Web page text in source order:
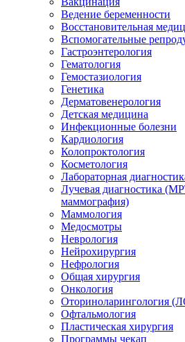
Ведение беременности
Восстановительная
Вспомогательные
Гастроэнтерология
Гематология
Гемостазиология
Генетика
Дерматовенерология
Детская медицина
Инфекционные болезни
Кардиология
Колопроктология
Косметология
Лабораторная
Лучевая диагностика
маммография)
Маммология
Медосмотры
Неврология
Нейрохирургия
Нефрология
Общая хирургия
Онкология
Оториноларингология
Офтальмология
Пластическая хирургия
Программы чекап